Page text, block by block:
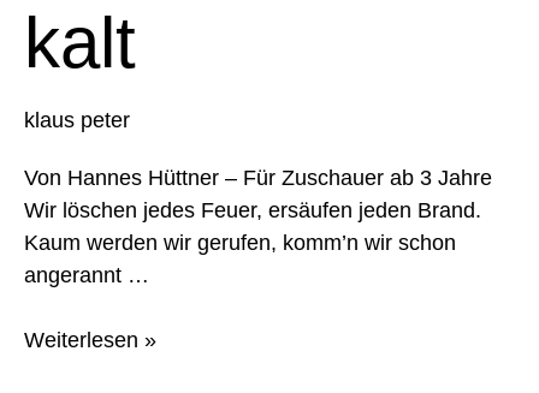
kalt
klaus peter
Von Hannes Hüttner – Für Zuschauer ab 3 Jahre
Wir löschen jedes Feuer, ersäufen jeden Brand.
Kaum werden wir gerufen, komm’n wir schon
angerannt …
Weiterlesen »